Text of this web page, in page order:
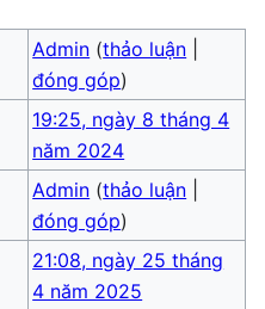
Admin (thảo luận
đóng góp)
19:25, ngày 8 tháng 4
năm 2024
Admin (thảo luận
đóng góp)
21:08, ngày 25 tháng
4 năm 2025